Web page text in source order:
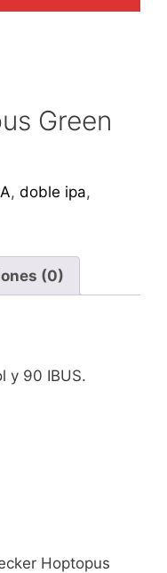
Green
, doble ipa,
(0)
y 90 IBUS.
Hoptopus